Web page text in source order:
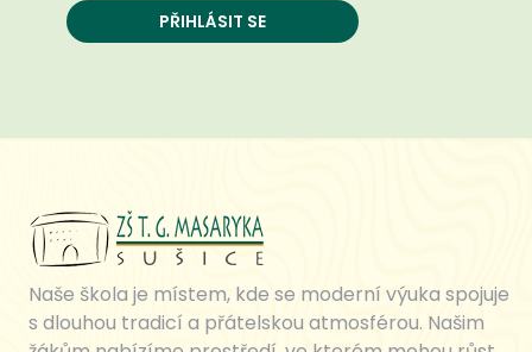
PŘIHLÁSIT SE
Naše škola je místem, kde se moderní výuka spojuje
s dlouhou tradicí a přátelskou atmosférou. Našim